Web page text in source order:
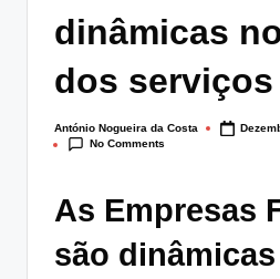
dinâmicas
dos serviços
Posted
by
António Nogueira da Costa
No Comments
As Empresas
são